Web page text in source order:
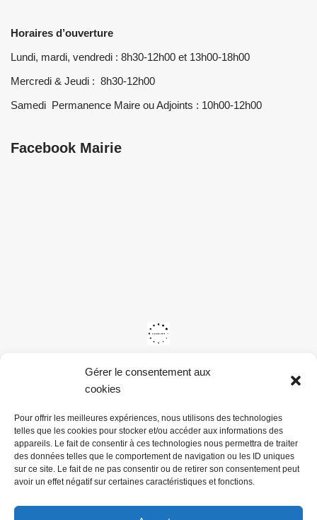
Gérer le consentement aux
cookies
Pour offrir les meilleures expériences, nous utilisons des technologies
telles que les cookies pour stocker et/ou accéder aux informations des
appareils. Le fait de consentir à ces technologies nous permettra de traiter
des données telles que le comportement de navigation ou les ID uniques
sur ce site. Le fait de ne pas consentir ou de retirer son consentement peut
avoir un effet négatif sur certaines caractéristiques et fonctions.
Horaires d’ouverture
Lundi, mardi, vendredi : 8h30-12h00 et 13h00-18h00
Mercredi & Jeudi : 8h30-12h00
Samedi Permanence Maire ou Adjoints : 10h00-12h00
Facebook Mairie